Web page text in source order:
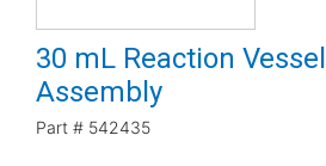
30 mL Reaction Vessel
Assembly
Part # 542435